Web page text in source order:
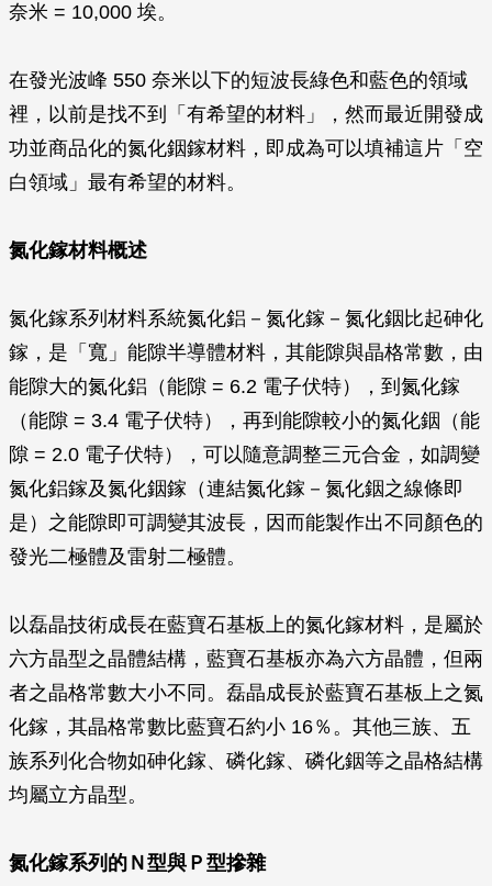
奈米 = 10,000 埃。
在發光波峰 550 奈米以下的短波長綠色和藍色的領域
裡，以前是找不到「有希望的材料」，然而最近開發成
功並商品化的氮化銦鎵材料，即成為可以填補這片「空
白領域」最有希望的材料。
氮化鎵材料概述
氮化鎵系列材料系統氮化鋁－氮化鎵－氮化銦比起砷化
鎵，是「寬」能隙半導體材料，其能隙與晶格常數，由
能隙大的氮化鋁（能隙 = 6.2 電子伏特），到氮化鎵
（能隙 = 3.4 電子伏特），再到能隙較小的氮化銦（能
隙 = 2.0 電子伏特），可以隨意調整三元合金，如調變
氮化鋁鎵及氮化銦鎵（連結氮化鎵－氮化銦之線條即
是）之能隙即可調變其波長，因而能製作出不同顏色的
發光二極體及雷射二極體。
以磊晶技術成長在藍寶石基板上的氮化鎵材料，是屬於
六方晶型之晶體結構，藍寶石基板亦為六方晶體，但兩
者之晶格常數大小不同。磊晶成長於藍寶石基板上之氮
化鎵，其晶格常數比藍寶石約小 16％。其他三族、五
族系列化合物如砷化鎵、磷化鎵、磷化銦等之晶格結構
均屬立方晶型。
氮化鎵系列的Ｎ型與Ｐ型摻雜